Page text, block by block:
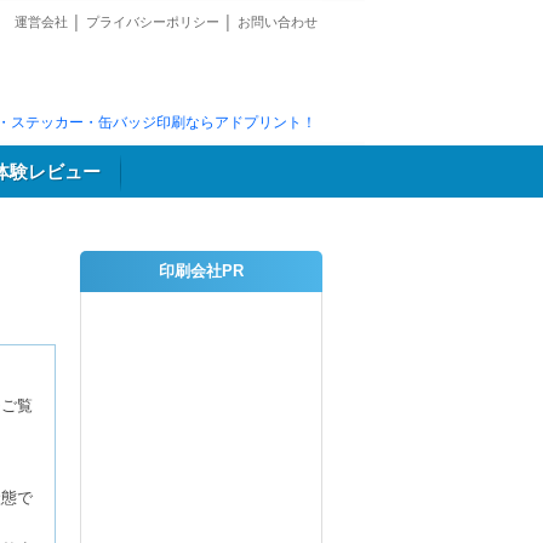
運営会社 プライバシーポリシー お問い合わせ
ステッカー・缶バッジ印刷ならアドプリント！
験レビュー
覧
で
印刷会社PR